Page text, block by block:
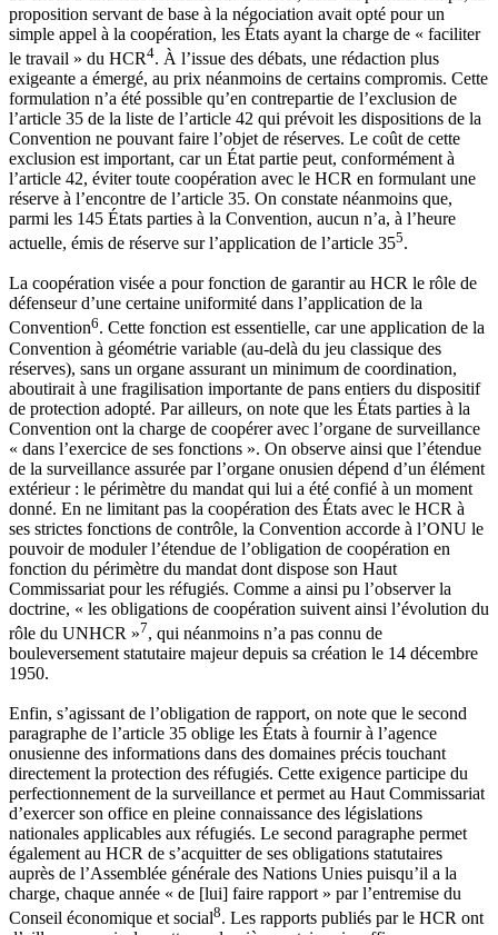
proposition servant de base à la négociation avait opté pour un
simple appel à la coopération, les États ayant la charge de « faciliter
le travail » du HCR4. À l’issue des débats, une rédaction plus
exigeante a émergé, au prix néanmoins de certains compromis. Cette
formulation n’a été possible qu’en contrepartie de l’exclusion de
l’article 35 de la liste de l’article 42 qui prévoit les dispositions de la
Convention ne pouvant faire l’objet de réserves. Le coût de cette
exclusion est important, car un État partie peut, conformément à
l’article 42, éviter toute coopération avec le HCR en formulant une
réserve à l’encontre de l’article 35. On constate néanmoins que,
parmi les 145 États parties à la Convention, aucun n’a, à l’heure
actuelle, émis de réserve sur l’application de l’article 355.
La coopération visée a pour fonction de garantir au HCR le rôle de
défenseur d’une certaine uniformité dans l’application de la
Convention6. Cette fonction est essentielle, car une application de la
Convention à géométrie variable (au-delà du jeu classique des
réserves), sans un organe assurant un minimum de coordination,
aboutirait à une fragilisation importante de pans entiers du dispositif
de protection adopté. Par ailleurs, on note que les États parties à la
Convention ont la charge de coopérer avec l’organe de surveillance
« dans l’exercice de ses fonctions ». On observe ainsi que l’étendue
de la surveillance assurée par l’organe onusien dépend d’un élément
extérieur : le périmètre du mandat qui lui a été confié à un moment
donné. En ne limitant pas la coopération des États avec le HCR à
ses strictes fonctions de contrôle, la Convention accorde à l’ONU le
pouvoir de moduler l’étendue de l’obligation de coopération en
fonction du périmètre du mandat dont dispose son Haut
Commissariat pour les réfugiés. Comme a ainsi pu l’observer la
doctrine, « les obligations de coopération suivent ainsi l’évolution du
rôle du UNHCR »7, qui néanmoins n’a pas connu de
bouleversement statutaire majeur depuis sa création le 14 décembre
1950.
Enfin, s’agissant de l’obligation de rapport, on note que le second
paragraphe de l’article 35 oblige les États à fournir à l’agence
onusienne des informations dans des domaines précis touchant
directement la protection des réfugiés. Cette exigence participe du
perfectionnement de la surveillance et permet au Haut Commissariat
d’exercer son office en pleine connaissance des législations
nationales applicables aux réfugiés. Le second paragraphe permet
également au HCR de s’acquitter de ses obligations statutaires
auprès de l’Assemblée générale des Nations Unies puisqu’il a la
charge, chaque année « de [lui] faire rapport » par l’entremise du
Conseil économique et social8. Les rapports publiés par le HCR ont